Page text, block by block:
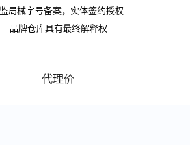
局械字号备案，实体签约授权
品牌仓库具有最终解释权
代理价